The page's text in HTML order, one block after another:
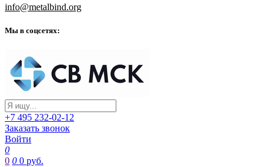
info@metalbind.org
Мы в соцсетях:
+7 495 232-02-12
Заказать звонок
Войти
0
0 0 0 руб.